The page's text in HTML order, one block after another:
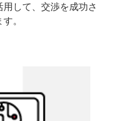
して、交渉を成功さ
。